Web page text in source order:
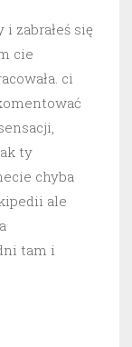
zabrałeś się
cie
ci
ty
chyba
ale
tam i